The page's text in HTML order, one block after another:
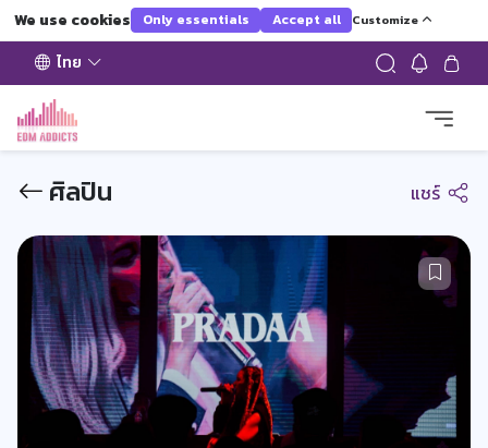
We use cookies Only essentials Accept all Customize
ไทย
ศิลปิน แชร์